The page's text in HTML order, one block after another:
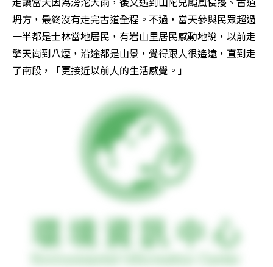
坍方，最終沒有走完古道全程。不過，當天參與民眾超過
一半都是士林當地居民，有岩山里居民感動地說，以前走
擎天崗到八煙，沿途都是山景，覺得跟人很遙遠，直到走
了南段，「更接近以前人的生活感覺。」